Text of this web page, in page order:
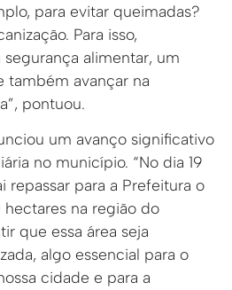
para evitar queimadas?
Para isso,
alimentar, um
também avançar na
pontuou.
um avanço significativo
no município. “No dia 19
repassar para a Prefeitura o
na região do
que essa área seja
algo essencial para o
cidade e para a